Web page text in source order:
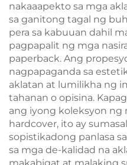
nakaaapekto sa mga
sa ganitong tagal ng
pera sa kabuuan dahil
pagpapalit ng mga
paperback. Ang
nagpapaganda sa
aklatan at lumilikha ng
tahanan o opisina.
ang iyong koleksyon ng
hardcover, ito ay
sopistikadong panlasa
sa mga de-kalidad na